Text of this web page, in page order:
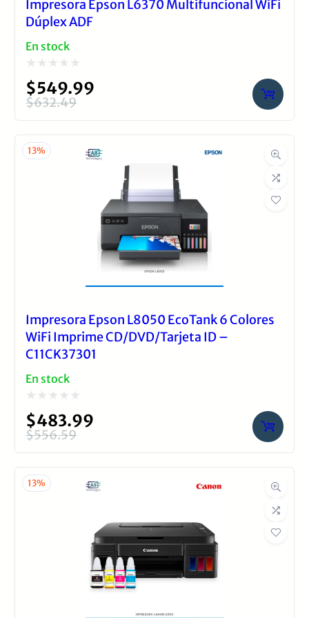
Imprimir con
EcoTank
Impresora Epson L6370 Multifuncional WiFi
Dúplex ADF
En stock
Valorado
con
de
5
$632.49
original
$549.99
actual
13%
Impresora Epson L8050 EcoTank 6 Colores
WiFi Imprime CD/DVD/Tarjeta ID –
C11CK37301
En stock
Valorado
con
de
5
$556.59
original
$483.99
actual
13%